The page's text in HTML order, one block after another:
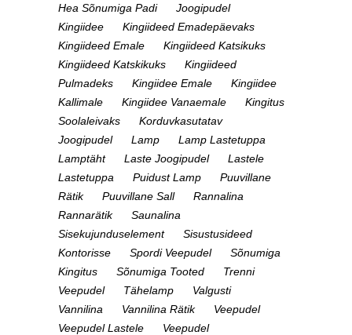
Hea Sõnumiga Padi
Joogipudel
Kingiidee
Kingiideed Emadepäevaks
Kingiideed Emale
Kingiideed Katsikuks
Kingiideed Katskikuks
Kingiideed
Pulmadeks
Kingiidee Emale
Kingiidee
Kallimale
Kingiidee Vanaemale
Kingitus
Soolaleivaks
Korduvkasutatav
Joogipudel
Lamp
Lamp Lastetuppa
Lamptäht
Laste Joogipudel
Lastele
Lastetuppa
Puidust Lamp
Puuvillane
Rätik
Puuvillane Sall
Rannalina
Rannarätik
Saunalina
Sisekujunduselement
Sisustusideed
Kontorisse
Spordi Veepudel
Sõnumiga
Kingitus
Sõnumiga Tooted
Trenni
Veepudel
Tähelamp
Valgusti
Vannilina
Vannilina Rätik
Veepudel
Veepudel Lastele
Veepudel